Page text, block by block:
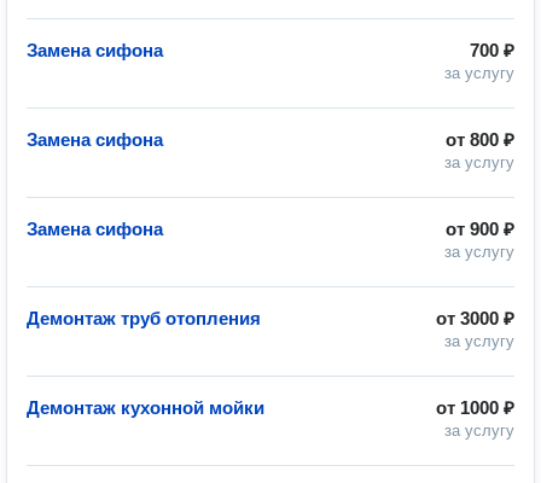
700 ₽
за услугу
Замена сифона
от 800 ₽
за услугу
Замена сифона
от 900 ₽
за услугу
Замена сифона
от 3000 ₽
за услугу
Демонтаж труб отопления
от 1000 ₽
за услугу
Демонтаж кухонной мойки